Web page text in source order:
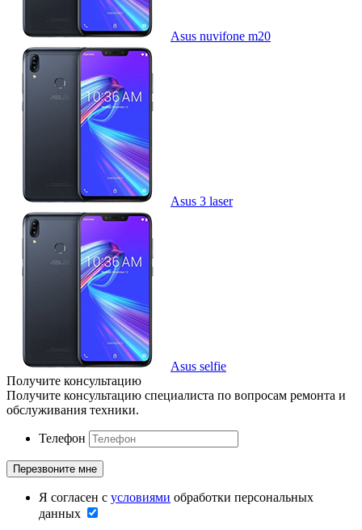
Asus nuvifone m20
Asus 3 laser
Asus selfie
Получите консультацию
Получите консультацию специалиста по вопросам ремонта и
обслуживания техники.
Телефон
Я согласен с условиями обработки персональных
данных